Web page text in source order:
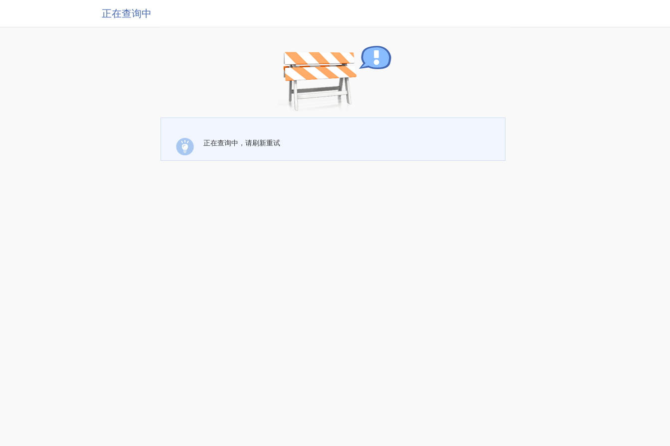
正在查询中
正在查询中，请刷新重试